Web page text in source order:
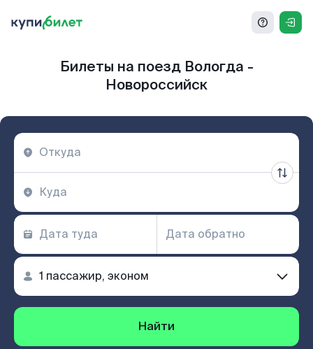
Билеты на поезд Вологда -
Новороссийск
Найти